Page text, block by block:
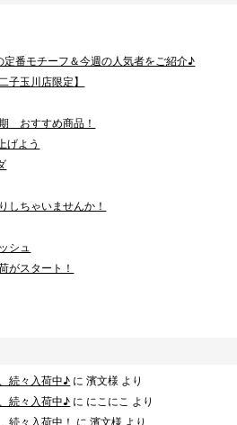
定番モチーフ＆今週の人気者をご紹介♪
子玉川店限定】
おすすめ商品！
げよう
しちゃいませんか！
シュ
がスタート！
続々入荷中♪ に濱文様 より
続々入荷中♪ に にこにこ より
続々入荷中！ に濱文様 より